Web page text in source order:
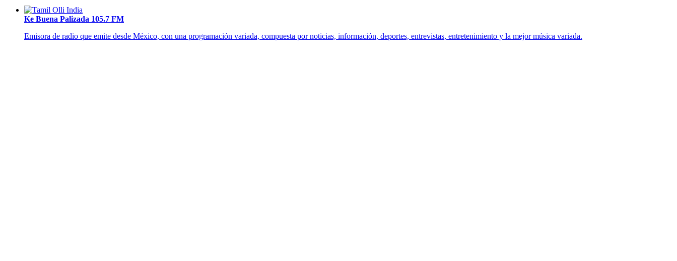
Ke Buena Palizada 105.7 FM
Emisora de radio que emite desde México, con una programación variada, compuesta por noticias, información, deportes, entrevistas, entretenimiento y la mejor música variada.